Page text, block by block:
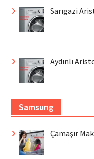
Sarıgazi
Aydınlı
Samsung
Çamaşır